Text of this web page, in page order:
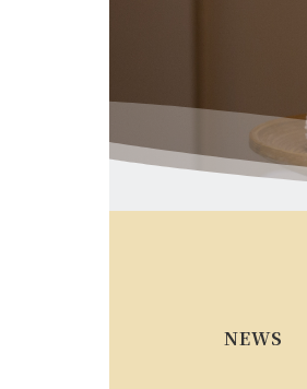
NEWS